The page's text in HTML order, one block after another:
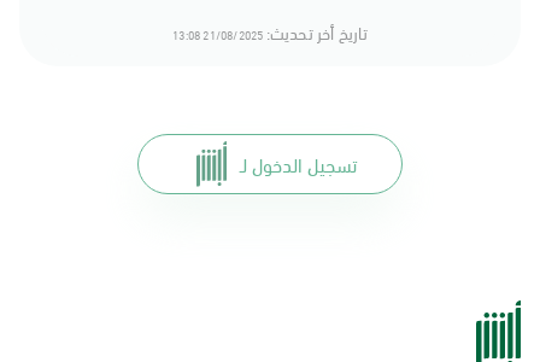
تاريخ أخر تحديث: 21/08/2025 13:08
تسجيل الدخول لـ